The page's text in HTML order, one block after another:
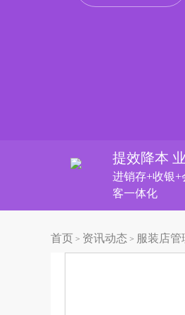
提效降本
进销存+收银+
客一体化
首页 > 资讯动态 > 服装店管